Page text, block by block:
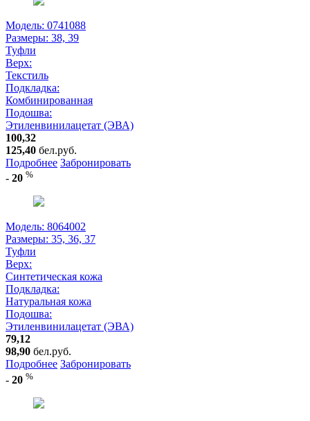
Модель: 0741088
Размеры: 38, 39
Туфли
Верх:
Текстиль
Подкладка:
Комбинированная
Подошва:
Этиленвинилацетат (ЭВА)
100,32
125,40 бел.руб.
Подробнее Забронировать
- 20 %
Модель: 8064002
Размеры: 35, 36, 37
Туфли
Верх:
Синтетическая кожа
Подкладка:
Натуральная кожа
Подошва:
Этиленвинилацетат (ЭВА)
79,12
98,90 бел.руб.
Подробнее Забронировать
- 20 %